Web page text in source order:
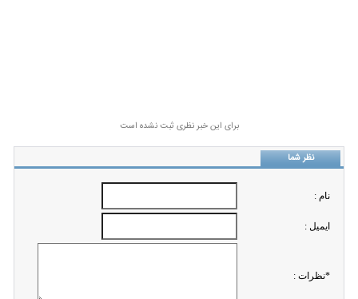
برای این خبر نظری ثبت نشده است
نظر شما
نام :
ايميل :
*نظرات :